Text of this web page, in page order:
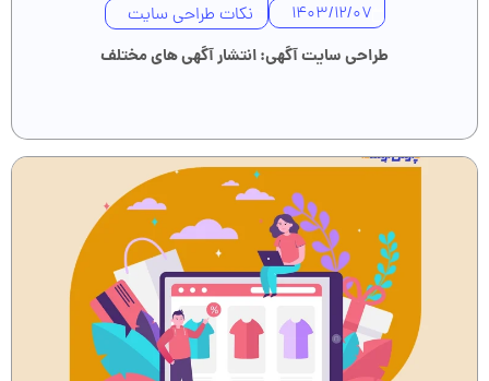
1403/12/07
نکات طراحی سایت
طراحی سایت آگهی: انتشار آگهی‌ های مختلف